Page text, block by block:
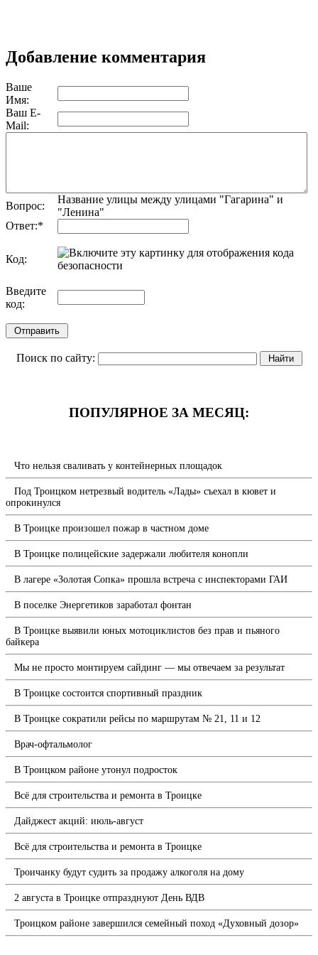
Добавление комментария
Ваше
Имя:
Ваш E-
Mail:
Вопрос:
Название улицы между улицами "Гагарина" и
"Ленина"
Ответ:*
Код:
Введите
код:
Поиск по сайту:
ПОПУЛЯРНОЕ ЗА МЕСЯЦ:
Что нельзя сваливать у контейнерных площадок
Под Троицком нетрезвый водитель «Лады» съехал в кювет и
опрокинулся
В Троицке произошел пожар в частном доме
В Троицке полицейские задержали любителя конопли
В лагере «Золотая Сопка» прошла встреча с инспекторами ГАИ
В поселке Энергетиков заработал фонтан
В Троицке выявили юных мотоциклистов без прав и пьяного
байкера
Мы не просто монтируем сайдинг — мы отвечаем за результат
В Троицке состоится спортивный праздник
В Троицке сократили рейсы по маршрутам № 21, 11 и 12
Врач-офтальмолог
В Троицком районе утонул подросток
Всё для строительства и ремонта в Троицке
Дайджест акций: июль-август
Всё для строительства и ремонта в Троицке
Троичанку будут судить за продажу алкоголя на дому
2 августа в Троицке отпразднуют День ВДВ
Троицком районе завершился семейный поход «Духовный дозор»